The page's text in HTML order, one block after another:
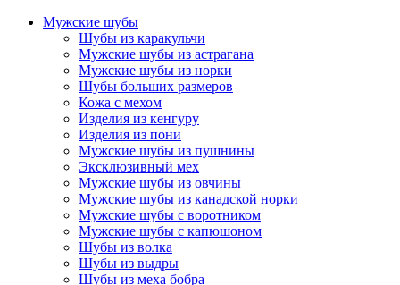
Мужские шубы
Шубы из каракульчи
Мужские шубы из астрагана
Мужские шубы из норки
Шубы больших размеров
Кожа с мехом
Изделия из кенгуру
Изделия из пони
Мужские шубы из пушнины
Эксклюзивный мех
Мужские шубы из овчины
Мужские шубы из канадской норки
Мужские шубы с воротником
Мужские шубы с капюшоном
Шубы из волка
Шубы из выдры
Шубы из меха бобра